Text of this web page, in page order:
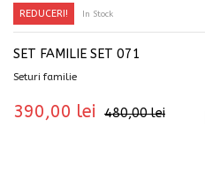
REDUCERI! In Stock
SET FAMILIE SET 071
Seturi familie
480,00lei
390,00 lei